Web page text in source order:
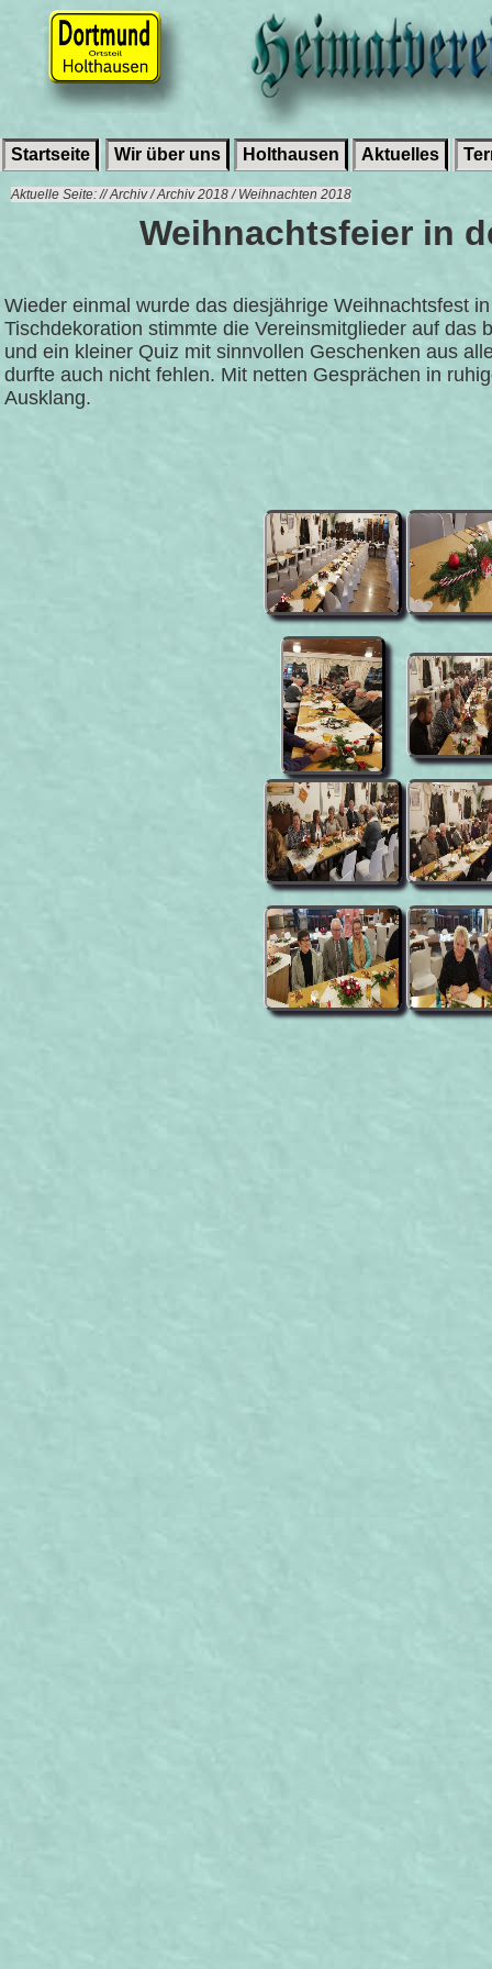
Startseite Wir über uns Holthausen Aktuelles
Aktuelle Seite: // Archiv / Archiv 2018 / Weihnachten 2018
Weihnachtsfeier in
Wieder einmal wurde das diesjährige Weihnachtsfest
Tischdekoration stimmte die Vereinsmitglieder auf
und ein kleiner Quiz mit sinnvollen Geschenken aus
durfte auch nicht fehlen. Mit netten Gesprächen in
Ausklang.